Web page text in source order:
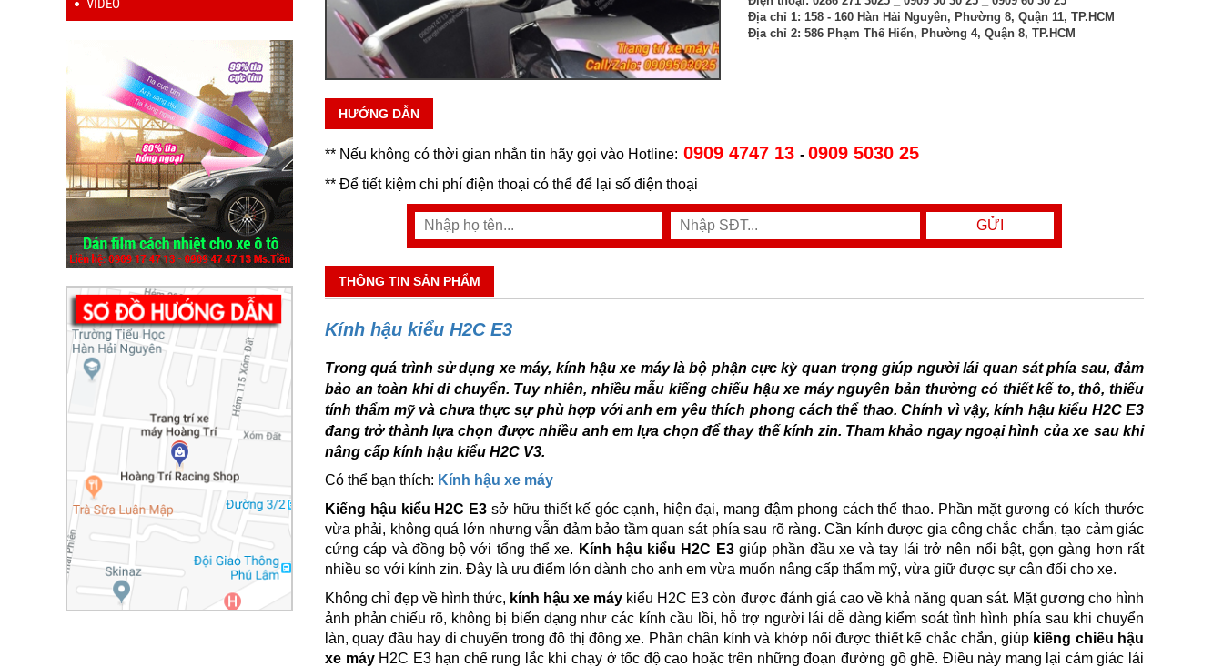
VIDEO
Địa chỉ 1: 158 - 160 Hàn Hải Nguyên, Phường 8, Quận 11, TP.HCM
Địa chỉ 2: 586 Phạm Thế Hiển, Phường 4, Quận 8, TP.HCM
HƯỚNG DẪN
** Nếu không có thời gian nhắn tin hãy gọi vào Hotline: 0909 4747 13 - 0909 5030 25
** Để tiết kiệm chi phí điện thoại có thể để lại số điện thoại
THÔNG TIN SẢN PHẨM
Kính hậu kiểu H2C E3
Trong quá trình sử dụng xe máy, kính hậu xe máy là bộ phận cực kỳ quan trọng giúp người lái quan sát phía sau, đảm
bảo an toàn khi di chuyển. Tuy nhiên, nhiều mẫu kiếng chiếu hậu xe máy nguyên bản thường có thiết kế to, thô, thiếu
tính thẩm mỹ và chưa thực sự phù hợp với anh em yêu thích phong cách thể thao. Chính vì vậy, kính hậu kiểu H2C E3
đang trở thành lựa chọn được nhiều anh em lựa chọn để thay thế kính zin. Tham khảo ngay ngoại hình của xe sau khi
nâng cấp kính hậu kiểu H2C V3.
Có thể bạn thích: Kính hậu xe máy
Kiếng hậu kiểu H2C E3 sở hữu thiết kế góc cạnh, hiện đại, mang đậm phong cách thể thao. Phần mặt gương có kích thước
vừa phải, không quá lớn nhưng vẫn đảm bảo tầm quan sát phía sau rõ ràng. Cần kính được gia công chắc chắn, tạo cảm giác
cứng cáp và đồng bộ với tổng thể xe. Kính hậu kiểu H2C E3giúp phần đầu xe và tay lái trở nên nổi bật, gọn gàng hơn rất
nhiều so với kính zin. Đây là ưu điểm lớn dành cho anh em vừa muốn nâng cấp thẩm mỹ, vừa giữ được sự cân đối cho xe.
Không chỉ đẹp về hình thức, kính hậu xe máy kiểu H2C E3 còn được đánh giá cao về khả năng quan sát. Mặt gương cho hình
ảnh phản chiếu rõ, không bị biến dạng như các kính cầu lồi, hỗ trợ người lái dễ dàng kiểm soát tình hình phía sau khi chuyển
làn, quay đầu hay di chuyển trong đô thị đông xe. Phần chân kính và khớp nối được thiết kế chắc chắn, giúp kiếng chiếu hậu
xe máyH2C E3 hạn chế rung lắc khi chạy ở tốc độ cao hoặc trên những đoạn đường gồ ghề. Điều này mang lại cảm giác lái